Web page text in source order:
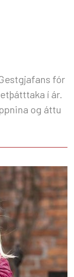
fór
í ár.
og áttu